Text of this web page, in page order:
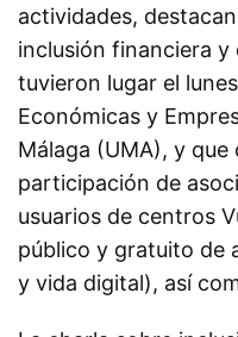
actividades,
inclusión financiera y
tuvieron lugar el lunes
Económicas y
Málaga (UMA), y
participación de
usuarios de centros
público y gratuito de
y vida digital), así